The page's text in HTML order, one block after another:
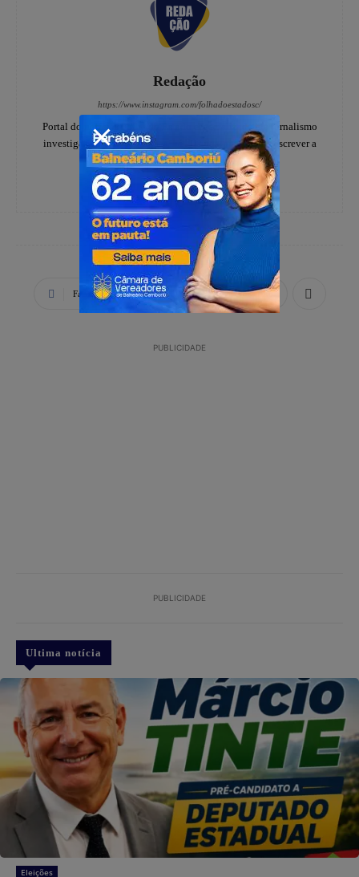
Redação
https://www.instagram.com/folhadoestadosc/
Portal do notícias Folha do Estado especializado em jornalismo
investigativo e de denúncias, há 20 anos, ajudando a escrever a
história dos catarinenses.
Facebook X WhatsApp
PUBLICIDADE
PUBLICIDADE
Ultima notícia
Eleições